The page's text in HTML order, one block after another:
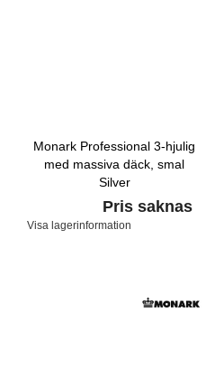
Monark Professional 3-hjulig
med massiva däck, smal
Silver
Pris saknas
Visa lagerinformation